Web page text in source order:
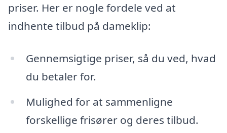
priser. Her er nogle fordele ved at
indhente tilbud på dameklip:
Gennemsigtige priser, så du ved, hvad
du betaler for.
Mulighed for at sammenligne
forskellige frisører og deres tilbud.